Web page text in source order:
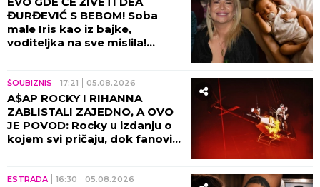
ĐURĐEVIĆ S BEBOM! Soba
male Iris kao iz bajke,
voditeljka na sve mislila!
ŠOUBIZNIS 17:21 05.08.2026
A$AP ROCKY I RIHANNA
ZABLISTALI ZAJEDNO, A OVO
JE POVOD: Rocky u izdanju o
kojem svi pričaju, dok fanovi
Beogradskoj Areni!
ESTRADA 16:30 05.08.2026